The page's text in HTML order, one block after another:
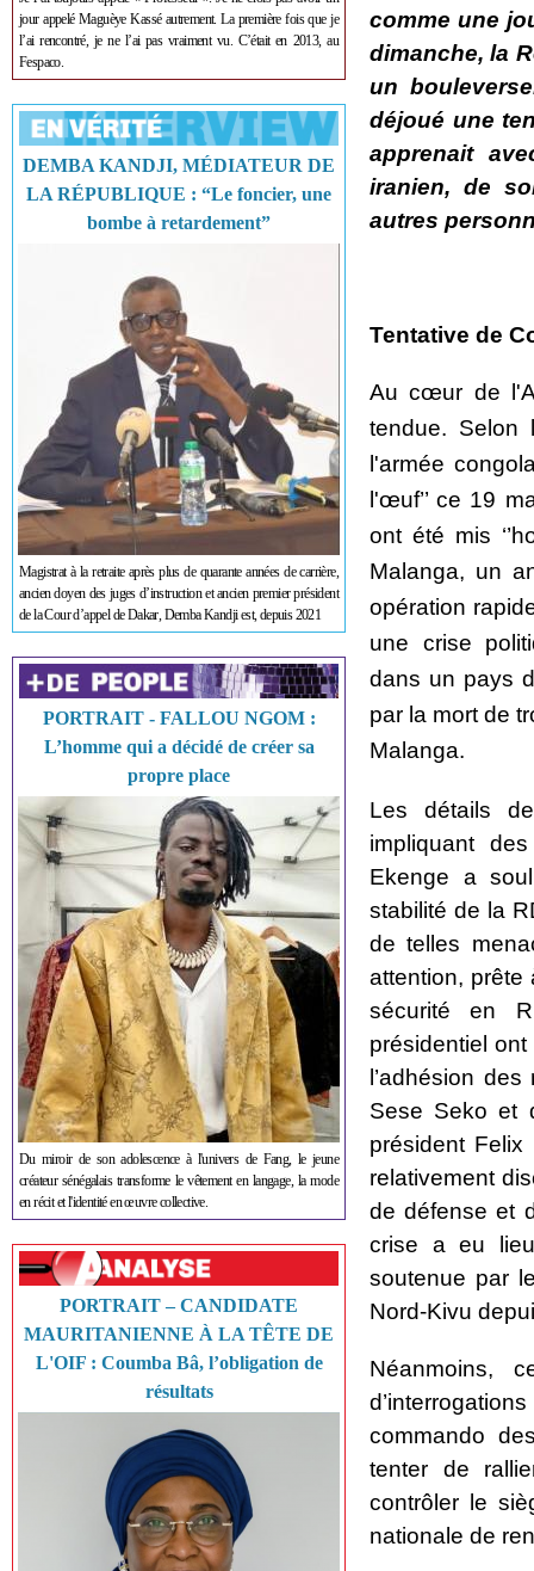
jour appelé Maguèye Kassé autrement. La première fois que je
l’ai rencontré, je ne l’ai pas vraiment vu. C’était en 2013, au
Fespaco.
DEMBA KANDJI, MÉDIATEUR DE
LA RÉPUBLIQUE : “Le foncier, une
bombe à retardement”
Magistrat à la retraite après plus de quarante années de carrière,
ancien doyen des juges d’instruction et ancien premier président
de la Cour d’appel de Dakar, Demba Kandji est, depuis 2021
PORTRAIT - FALLOU NGOM :
L’homme qui a décidé de créer sa
propre place
Du miroir de son adolescence à l'univers de Fang, le jeune
créateur sénégalais transforme le vêtement en langage, la mode
en récit et l'identité en œuvre collective.
PORTRAIT – CANDIDATE
MAURITANIENNE À LA TÊTE DE
L'OIF : Coumba Bâ, l’obligation de
résultats
comme une
dimanche, la
un
déjoué une
apprenait
iranien, de
autres
Tentative de
Au cœur de
tendue. Selon
l'armée
l'œuf’’ ce 19
ont été mis
Malanga, un
opération
une crise
dans un pays
par la mort de
Malanga.
Les détails
impliquant
Ekenge a
stabilité de la
de telles
attention, prête
sécurité en
présidentiel
l’adhésion
Sese Seko et
président
relativement
de défense et
crise a eu
soutenue par
Nord-Kivu
Néanmoins,
commando
tenter de
contrôler le
nationale de